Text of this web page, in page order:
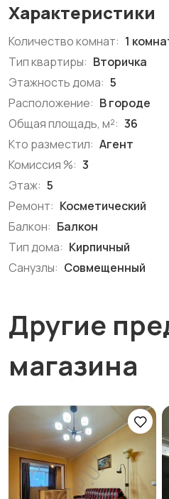
Характеристики
Количество комнат: 1
Тип квартиры: Вторичка
Этажность дома: 5
Расположение: В городе
Общая площадь, м²: 36
Кто разместил: Агент
Комиссия %: 3
Этаж: 5
Ремонт: Косметический
Балкон: Балкон
Тип дома: Кирпичный
Санузлы: Совмещенный
Другие
магазина